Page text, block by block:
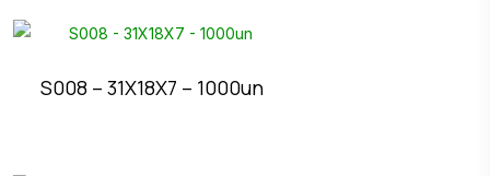
S008 – 31X18X7 – 1000un